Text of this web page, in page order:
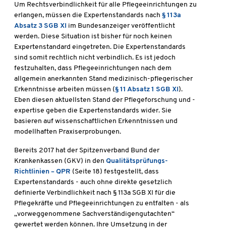
Um Rechtsverbindlichkeit für alle Pflegeeinrichtungen zu
erlangen, müssen die Expertenstandards nach § 113a
Absatz 3 SGB XI im Bundesanzeiger veröffentlicht
werden. Diese Situation ist bisher für noch keinen
Expertenstandard eingetreten. Die Expertenstandards
sind somit rechtlich nicht verbindlich. Es ist jedoch
festzuhalten, dass Pflegeeinrichtungen nach dem
allgemein anerkannten Stand medizinisch-pflegerischer
Erkenntnisse arbeiten müssen (§ 11 Absatz 1 SGB XI).
Eben diesen aktuellsten Stand der Pflegeforschung und -
expertise geben die Expertenstandards wider. Sie
basieren auf wissenschaftlichen Erkenntnissen und
modellhaften Praxiserprobungen.
Bereits 2017 hat der Spitzenverband Bund der
Krankenkassen (GKV) in den Qualitätsprüfungs-
Richtlinien – QPR (Seite 18) festgestellt, dass
Expertenstandards - auch ohne direkte gesetzlich
definierte Verbindlichkeit nach § 113a SGB XI für die
Pflegekräfte und Pflegeeinrichtungen zu entfalten - als
„vorweggenommene Sachverständigengutachten“
gewertet werden können. Ihre Umsetzung in der